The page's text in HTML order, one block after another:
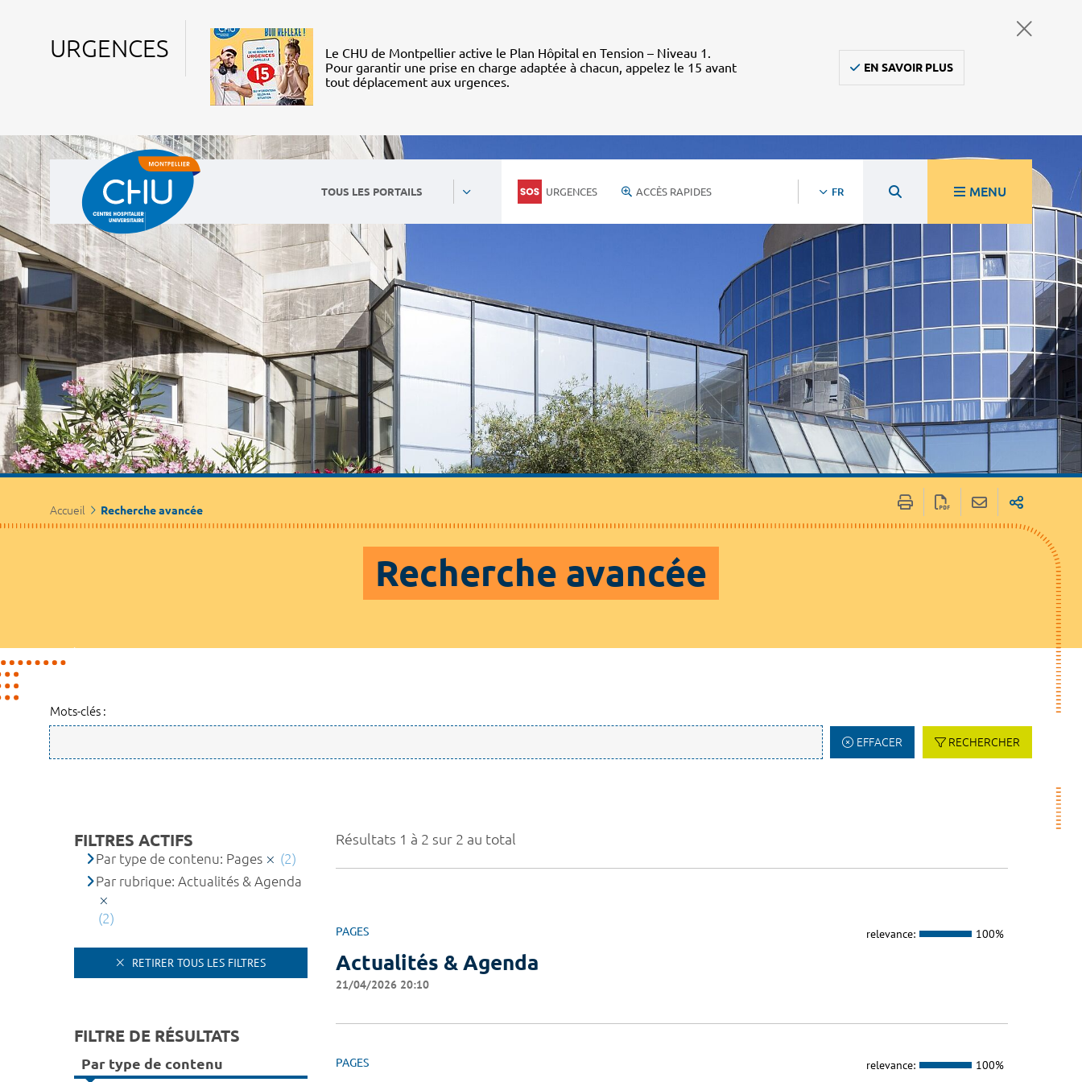
URGENCES
Le CHU de Montpellier active le Plan Hôpital en Tension – Niveau 1.
Pour garantir une prise en charge adaptée à chacun, appelez le 15 avant
tout déplacement aux urgences.
EN SAVOIR PLUS
TOUS LES PORTAILS URGENCES ACCÈS RAPIDES FR MENU
Accueil Recherche avancée
Recherche avancée
Mots-clés :
EFFACER RECHERCHER
Résultats 1 à 2 sur 2 au total
PAGES relevance: 100%
Actualités & Agenda
21/04/2026 20:10
PAGES relevance: 100%
FILTRES ACTIFS
Par type de contenu: Pages
(2)
Par rubrique: Actualités & Agenda
(2)
RETIRER TOUS LES FILTRES
FILTRE DE RÉSULTATS
Par type de contenu